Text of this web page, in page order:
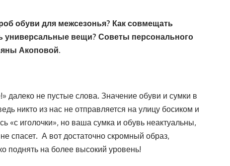
обуви для межсезонья? Как совмещать
универсальные вещи? Советы персонального
Акоповой.
не пустые слова. Значение обуви и сумки в
никто из нас не отправляется на улицу босиком и
«с иголочки», но ваша сумка и обувь неактуальны,
спасет. А вот достаточно скромный образ,
поднять на более высокий уровень!